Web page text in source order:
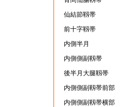
仙結節靱帯
前十字靱帯
内側半月
内側側副靱帯
後半月大腿靱帯
内側側副靱帯前部
内側側副靱帯横部